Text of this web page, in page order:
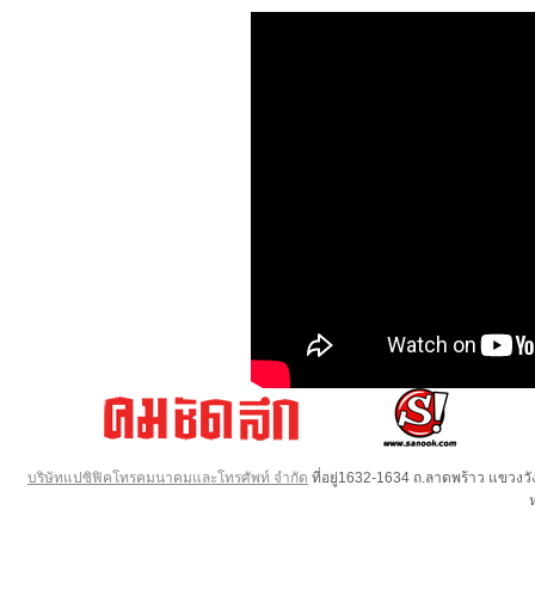
บริษัทแปซิฟิคโทรคมนาคมและโทรศัพท์ จำกัด ที่อยู่1632-1634 ถ.ลาดพร้าว แขวง